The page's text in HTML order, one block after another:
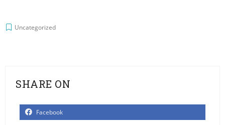
Uncategorized
SHARE ON
Facebook